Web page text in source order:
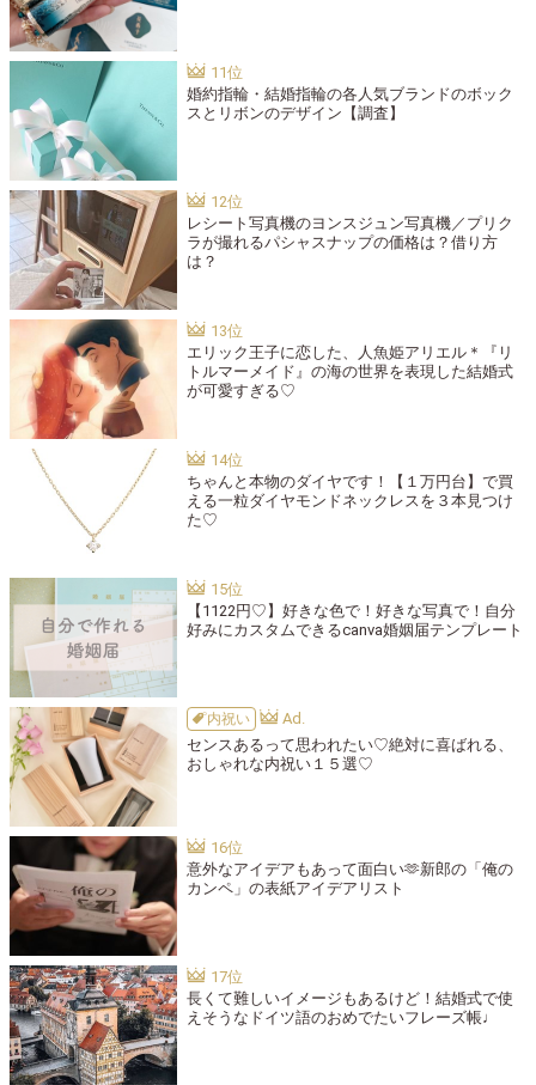
婚約指輪・結婚指輪の各人気ブランドのボック
スとリボンのデザイン【調査】
レシート写真機のヨンスジュン写真機／プリク
ラが撮れるパシャスナップの価格は？借り方
は？
エリック王子に恋した、人魚姫アリエル＊『リ
トルマーメイド』の海の世界を表現した結婚式
が可愛すぎる♡
ちゃんと本物のダイヤです！【１万円台】で買
える一粒ダイヤモンドネックレスを３本見つけ
た♡
【1122円♡】好きな色で！好きな写真で！自分
好みにカスタムできるcanva婚姻届テンプレート
内祝い
センスあるって思われたい♡絶対に喜ばれる、
おしゃれな内祝い１５選♡
意外なアイデアもあって面白い🫶新郎の「俺の
カンペ」の表紙アイデアリスト
長くて難しいイメージもあるけど！結婚式で使
えそうなドイツ語のおめでたいフレーズ帳♩